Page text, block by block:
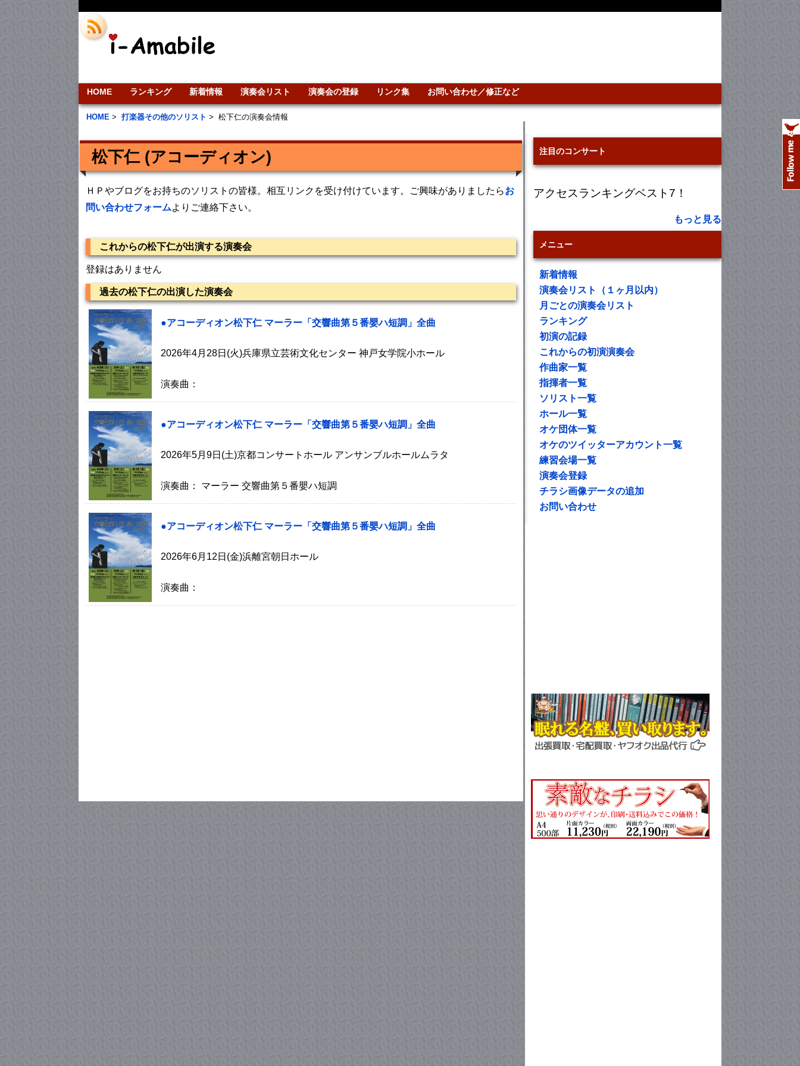
HOME ランキング 新着情報 演奏会リスト 演奏会の登録 リンク集 お問い合わせ／修正など
HOME > 打楽器その他のソリスト > 松下仁の演奏会情報
松下仁 (アコーディオン)
ＨＰやブログをお持ちのソリストの皆様。相互リンクを受け付けています。ご興味がありましたらお
問い合わせフォームよりご連絡下さい。
これからの松下仁が出演する演奏会
登録はありません
過去の松下仁の出演した演奏会
●アコーディオン松下仁 マーラー「交響曲第５番嬰ハ短調」全曲
2026年4月28日(火)兵庫県立芸術文化センター 神戸女学院小ホール
演奏曲：
●アコーディオン松下仁 マーラー「交響曲第５番嬰ハ短調」全曲
2026年5月9日(土)京都コンサートホール アンサンブルホールムラタ
演奏曲： マーラー 交響曲第５番嬰ハ短調
●アコーディオン松下仁 マーラー「交響曲第５番嬰ハ短調」全曲
2026年6月12日(金)浜離宮朝日ホール
演奏曲：
注目のコンサート
アクセスランキングベスト7！
もっと見る
メニュー
新着情報
演奏会リスト（１ヶ月以内）
月ごとの演奏会リスト
ランキング
初演の記録
これからの初演演奏会
作曲家一覧
指揮者一覧
ソリスト一覧
ホール一覧
オケ団体一覧
オケのツイッターアカウント一覧
練習会場一覧
演奏会登録
チラシ画像データの追加
お問い合わせ